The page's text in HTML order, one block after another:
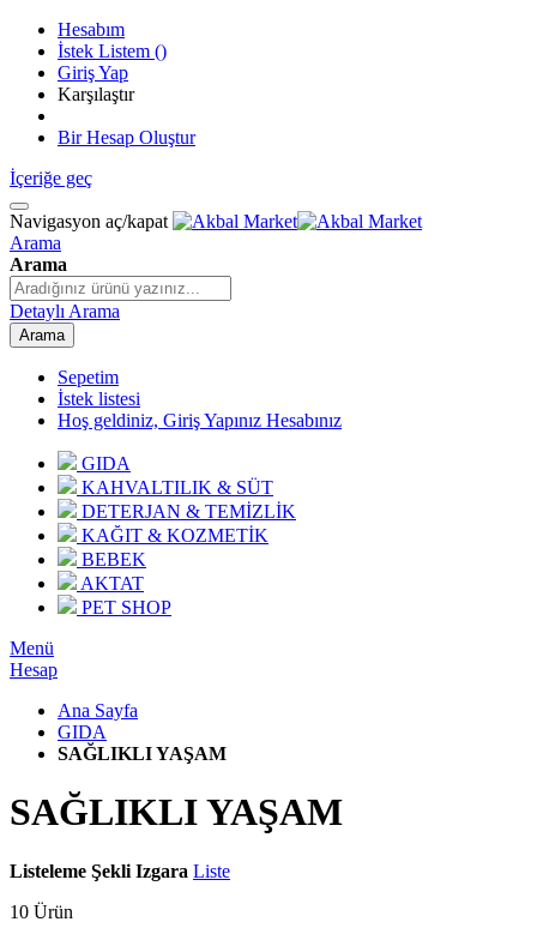
Hesabım
İstek Listem ()
Giriş Yap
Karşılaştır
Bir Hesap Oluştur
İçeriğe geç
Navigasyon aç/kapat
Arama
Arama
Detaylı Arama
Arama
Sepetim
İstek listesi
Hoş geldiniz, Giriş Yapınız Hesabınız
GIDA
KAHVALTILIK & SÜT
DETERJAN & TEMİZLİK
KAĞIT & KOZMETİK
BEBEK
AKTAT
PET SHOP
Menü
Hesap
Ana Sayfa
GIDA
SAĞLIKLI YAŞAM
SAĞLIKLI YAŞAM
Listeleme Şekli Izgara Liste
10 Ürün